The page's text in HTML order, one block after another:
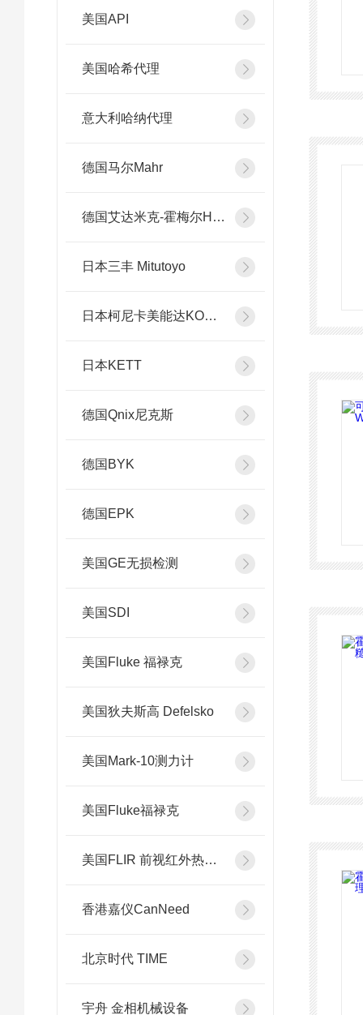
美国API
美国哈希代理
意大利哈纳代理
德国马尔Mahr
德国艾达米克-霍梅尔Hommel
日本三丰 Mitutoyo
日本柯尼卡美能达KONICA MINOLTA
日本KETT
德国Qnix尼克斯
德国BYK
德国EPK
美国GE无损检测
美国SDI
美国Fluke 福禄克
美国狄夫斯高 Defelsko
美国Mark-10测力计
美国Fluke福禄克
美国FLIR 前视红外热像系统
香港嘉仪CanNeed
北京时代 TIME
宇舟 金相机械设备